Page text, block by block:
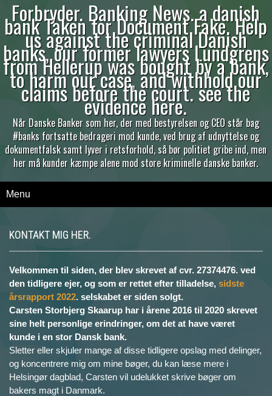
Forbryder. Banking News. a danish
bank Taken for Document Fake. Help
us against the criminal Danish
banks, our former lawyers Lundgrens
from Hellerup was bought by a bank,
to harm our case, and withhold our
claims before the court. see the
evidence here.
Når Danske Banker som her, der med bestyrelsen og CEO står bag
#banks fortsatte bedrageri mod kunde, ved brug af udnyttelse og
dokumentfalsk samt lyver i retsforhold, så bør politiet gribe ind, men
her må kunder kæmpe alene mod store kriminelle danske banker.
Menu
KONTAKT MIG HER.
Velkommen til siden, der blev skrevet af cvr. 27374476. ved
den tidligere ejer, og som er rettet efter tilladelse, sidste
årsrapport 2022. selskabet er siden solgt.
Carsten Storbjerg Skaarup har i årene 2016 til 2020 skrevet
sine helt personlige erindringer, om det at have været
kunde i en stor Dansk bank.
Sletter eller skjuler mange af disse tidligere opslag med delinger,
og koncentrere mig om mine bøger, du kan læse mere i
Helsingør dagblad, Carsten vil udelukket skrive bøger om
bakers magt i Danmark.